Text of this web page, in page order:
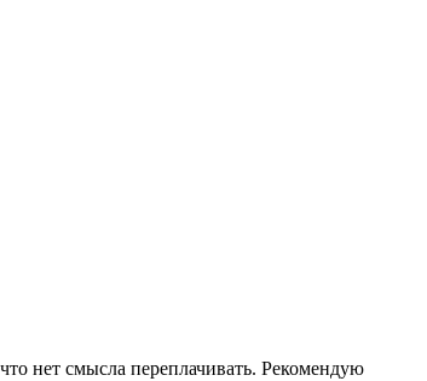
нет смысла переплачивать. Рекомендую